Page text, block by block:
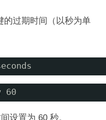
的过期时间（以秒为单
60
设置为 60 秒。